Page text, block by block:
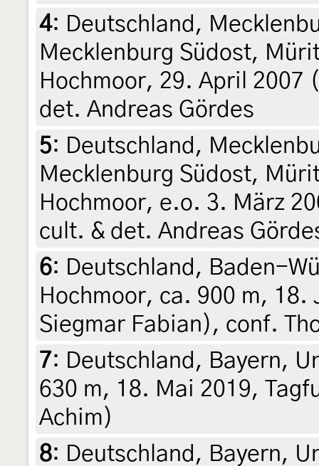
4: Deutschland,
Mecklenburg Südost,
Hochmoor, 29. April 2007
det. Andreas Gördes
5: Deutschland,
Mecklenburg Südost,
Hochmoor, e.o. 3. März
cult. & det. Andreas
6: Deutschland, Baden-
Hochmoor, ca. 900 m,
Siegmar Fabian), conf.
7: Deutschland, Bayern,
630 m, 18. Mai 2019,
Achim)
8: Deutschland, Bayern,